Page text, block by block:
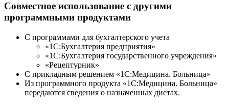
Совместное использование с другими
программными продуктами
С программами для бухгалтерского учета
«1С:Бухгалтерия предприятия»
«1С:Бухгалтерия государственного учреждения»
«Рецептурник»
С прикладным решением «1С:Медицина. Больница»
Из программного продукта «1С:Медицина. Больница»
передаются сведения о назначенных диетах.